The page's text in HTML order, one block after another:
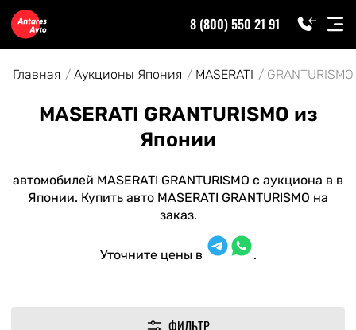
8 (800) 550 21 91
Главная Аукционы Япония MASERATI GRANTURISMO
MASERATI GRANTURISMO из
Японии
автомобилей MASERATI GRANTURISMO с аукциона в в
Японии. Купить авто MASERATI GRANTURISMO на
заказ.
Уточните цены в .
ФИЛЬТР